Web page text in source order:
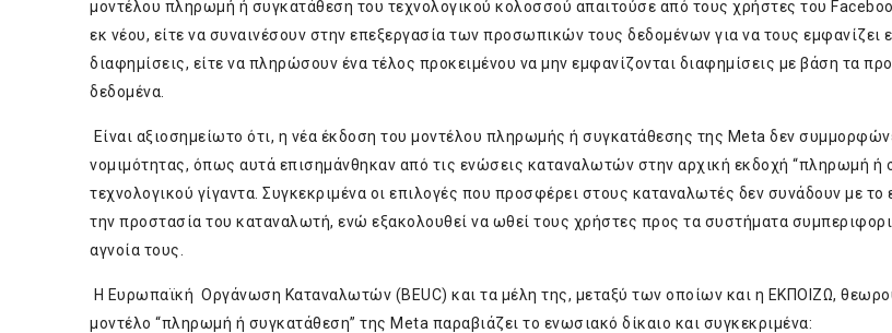
μοντέλου πληρωμή ή συγκατάθεση του τεχνολογικού κολοσσού απαιτούσε από τους χρήστες του
εκ νέου, είτε να συναινέσουν στην επεξεργασία των προσωπικών τους δεδομένων για να τους εμφανίζει
διαφημίσεις, είτε να πληρώσουν ένα τέλος προκειμένου να μην εμφανίζονται διαφημίσεις με βάση τα
δεδομένα.
Είναι αξιοσημείωτο ότι, η νέα έκδοση του μοντέλου πληρωμής ή συγκατάθεσης της Meta δεν
νομιμότητας, όπως αυτά επισημάνθηκαν από τις ενώσεις καταναλωτών στην αρχική εκδοχή “πληρωμή ή
τεχνολογικού γίγαντα. Συγκεκριμένα οι επιλογές που προσφέρει στους καταναλωτές δεν συνάδουν με το
την προστασία του καταναλωτή, ενώ εξακολουθεί να ωθεί τους χρήστες προς τα συστήματα
αγνοία τους.
Η Ευρωπαϊκή Οργάνωση Καταναλωτών (BEUC) και τα μέλη της, μεταξύ των οποίων και η ΕΚΠΟΙΖΩ,
μοντέλο “πληρωμή ή συγκατάθεση” της Meta παραβιάζει το ενωσιακό δίκαιο και συγκεκριμένα: